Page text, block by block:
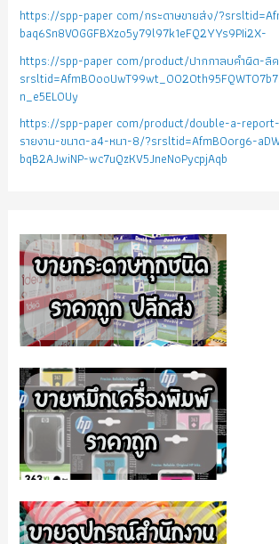
https://spp-paper com/กระดาษขายส่ง/
baq6Sn8VOGGFBXzo5y79l97k1eFQ2YYs9PIi2X-
https://spp-paper com/product/ปากกาลบคำผิด-ลิ
n_e5EL0Uy
https://spp-paper com/product/double-a-
รายงาน-ขนาด-a4-หนา-8/?srsltid=AfmBOorg6-
bqB2AJwiNP-wc7uQzKV5JneNoPycpjAqb